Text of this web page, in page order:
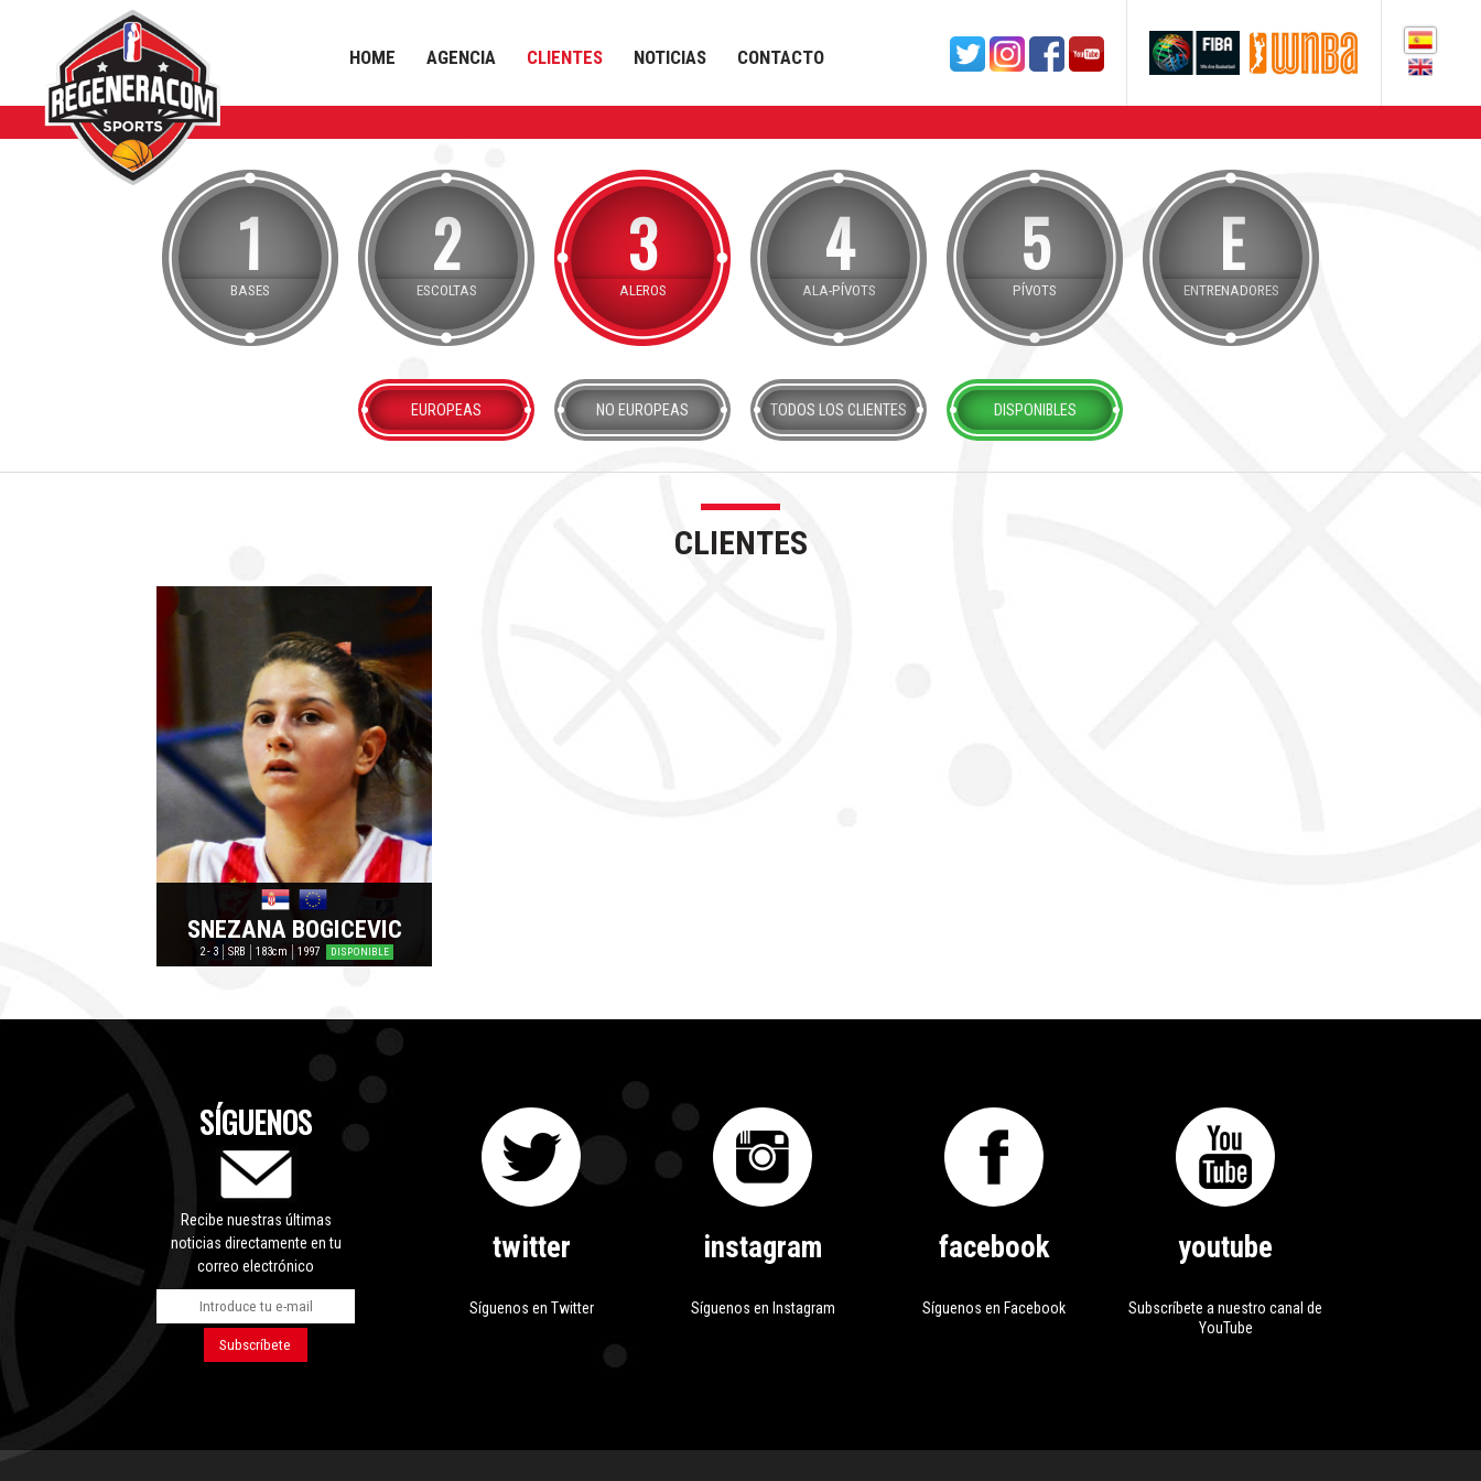
HOME AGENCIA CLIENTES NOTICIAS CONTACTO
1
BASES
2
ESCOLTAS
3
ALEROS
4
ALA-PÍVOTS
5
PÍVOTS
E
ENTRENADORES
EUROPEAS NO EUROPEAS TODOS LOS CLIENTES DISPONIBLES
CLIENTES
SNEZANA BOGICEVIC
2 - 3 SRB 183cm 1997 DISPONIBLE
SÍGUENOS
Recibe nuestras últimas
noticias directamente en tu
correo electrónico
youtube
Subscríbete a nuestro canal de
YouTube
facebook
Síguenos en Facebook
instagram
Síguenos en Instagram
twitter
Síguenos en Twitter